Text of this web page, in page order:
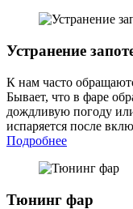
Устранение
К нам часто
Бывает, что в фаре
дождливую погоду
испаряется после
Подробнее
Тюнинг фар